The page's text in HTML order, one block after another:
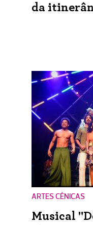
da
ARTES CÊNICAS
Musical